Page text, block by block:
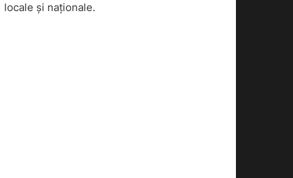
locale și naționale.